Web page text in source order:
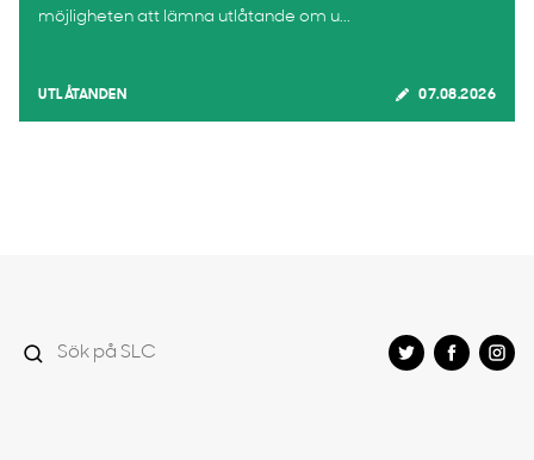
möjligheten att lämna utlåtande om u...
UTLÅTANDEN 07.08.2026